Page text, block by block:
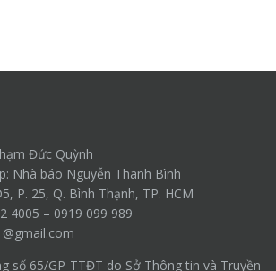
Đức Quỳnh
Nhà báo Nguyễn Thanh Bình
P. 25, Q. Bình Thạnh, TP. HCM
4005 – 0919 099 989
số 65/GP-TTĐT do Sở Thông tin và Truyền